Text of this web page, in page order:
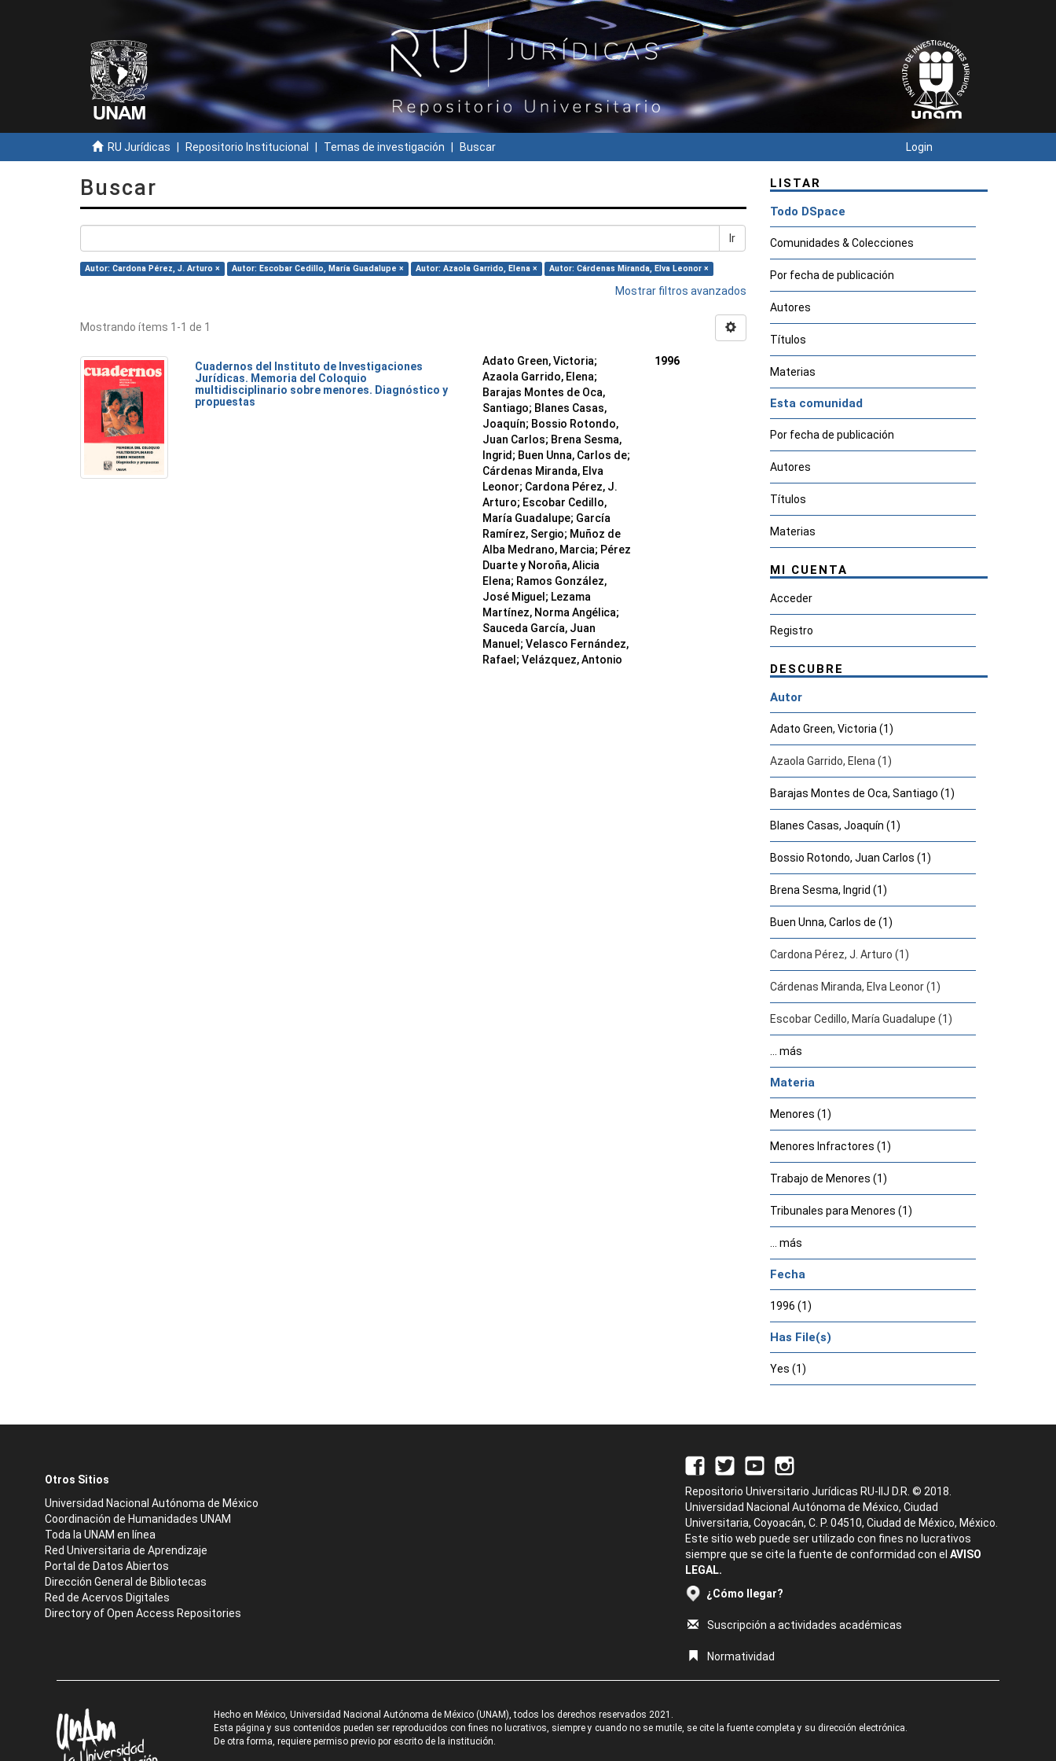
RU Jurídicas Repositorio Institucional Temas de investigación Buscar Login
Buscar
Ir
Autor: Cardona Pérez, J. Arturo × Autor: Escobar Cedillo, María Guadalupe × Autor: Azaola Garrido, Elena × Autor: Cárdenas Miranda, Elva Leonor ×
Mostrar filtros avanzados
Mostrando ítems 1-1 de 1
Cuadernos del Instituto de Investigaciones
Jurídicas. Memoria del Coloquio
multidisciplinario sobre menores. Diagnóstico y
propuestas
Adato Green, Victoria;
Azaola Garrido, Elena;
Barajas Montes de Oca,
Santiago; Blanes Casas,
Joaquín; Bossio Rotondo,
Juan Carlos; Brena Sesma,
Ingrid; Buen Unna, Carlos de;
Cárdenas Miranda, Elva
Leonor; Cardona Pérez, J.
Arturo; Escobar Cedillo,
María Guadalupe; García
Ramírez, Sergio; Muñoz de
Alba Medrano, Marcia; Pérez
Duarte y Noroña, Alicia
Elena; Ramos González,
José Miguel; Lezama
Martínez, Norma Angélica;
Sauceda García, Juan
Manuel; Velasco Fernández,
Rafael; Velázquez, Antonio
1996
LISTAR
Todo DSpace
Comunidades & Colecciones
Por fecha de publicación
Autores
Títulos
Materias
Esta comunidad
Por fecha de publicación
Autores
Títulos
Materias
MI CUENTA
Acceder
Registro
DESCUBRE
Autor
Adato Green, Victoria (1)
Azaola Garrido, Elena (1)
Barajas Montes de Oca, Santiago (1)
Blanes Casas, Joaquín (1)
Bossio Rotondo, Juan Carlos (1)
Brena Sesma, Ingrid (1)
Buen Unna, Carlos de (1)
Cardona Pérez, J. Arturo (1)
Cárdenas Miranda, Elva Leonor (1)
Escobar Cedillo, María Guadalupe (1)
... más
Materia
Menores (1)
Menores Infractores (1)
Trabajo de Menores (1)
Tribunales para Menores (1)
... más
Fecha
1996 (1)
Has File(s)
Yes (1)
Otros Sitios
Universidad Nacional Autónoma de México
Coordinación de Humanidades UNAM
Toda la UNAM en línea
Red Universitaria de Aprendizaje
Portal de Datos Abiertos
Dirección General de Bibliotecas
Red de Acervos Digitales
Directory of Open Access Repositories
Repositorio Universitario Jurídicas RU-IIJ D.R. © 2018.
Universidad Nacional Autónoma de México, Ciudad
Universitaria, Coyoacán, C. P. 04510, Ciudad de México, México.
Este sitio web puede ser utilizado con fines no lucrativos
siempre que se cite la fuente de conformidad con el AVISO
LEGAL.
¿Cómo llegar?
Suscripción a actividades académicas
Normatividad
Hecho en México, Universidad Nacional Autónoma de México (UNAM), todos los derechos reservados 2021.
Esta página y sus contenidos pueden ser reproducidos con fines no lucrativos, siempre y cuando no se mutile, se cite la fuente completa y su dirección electrónica.
De otra forma, requiere permiso previo por escrito de la institución.